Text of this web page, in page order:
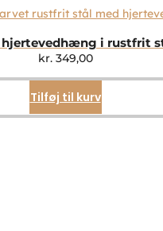
flere
på
i rustfrit
kr.349,00
Tilføj til kurv